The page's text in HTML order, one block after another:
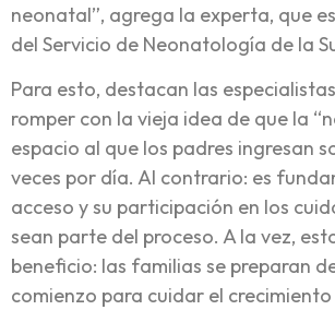
neonatal”, agrega la experta, que
del Servicio de Neonatología de la
Para esto, destacan las
romper con la vieja idea de que la
espacio al que los padres ingresan
veces por día. Al contrario: es
acceso y su participación en los
sean parte del proceso. A la vez,
beneficio: las familias se preparan
comienzo para cuidar el